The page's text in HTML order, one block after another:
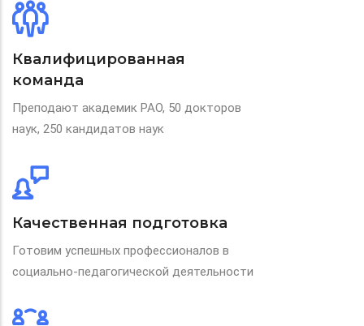
Квалифицированная
команда
Преподают академик РАО, 50 докторов
наук, 250 кандидатов наук
Качественная подготовка
Готовим успешных профессионалов в
социально-педагогической деятельности